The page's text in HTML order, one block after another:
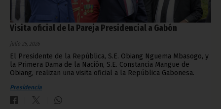
Visita oficial de la Pareja Presidencial a Gabón
julio 25, 2026
El Presidente de la República, S.E. Obiang Nguema Mbasogo, y
la Primera Dama de la Nación, S.E. Constancia Mangue de
Obiang, realizan una visita oficial a la República Gabonesa.
Presidencia